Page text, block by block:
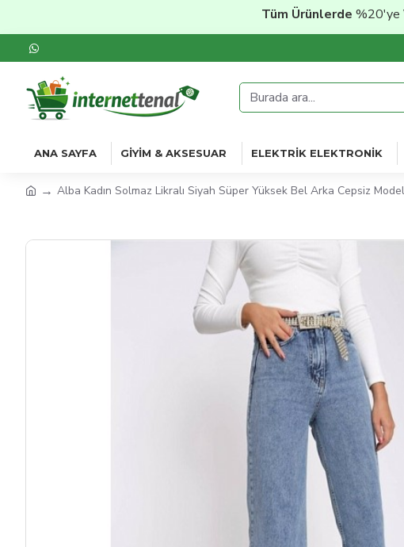
Tüm Ürünlerde%20'ye Varan
ANA SAYFA GIYIM & AKSESUAR ELEKTRIK ELEKTRONIK
Alba Kadın Solmaz Likralı Siyah Süper Yüksek Bel Arka Cepsiz